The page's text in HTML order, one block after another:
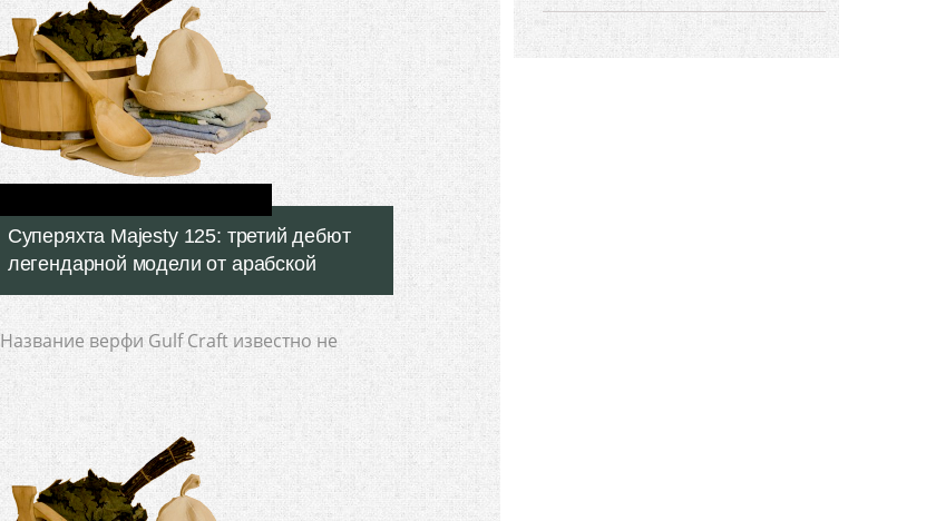
Суперяхта Majesty 125: третий дебют
легендарной модели от арабской
Название верфи Gulf Craft известно не
только в Объединённых Арабских Эмиратах,
где она была основана в 1982 году, но и во
всём мире. На данный
Подробнее